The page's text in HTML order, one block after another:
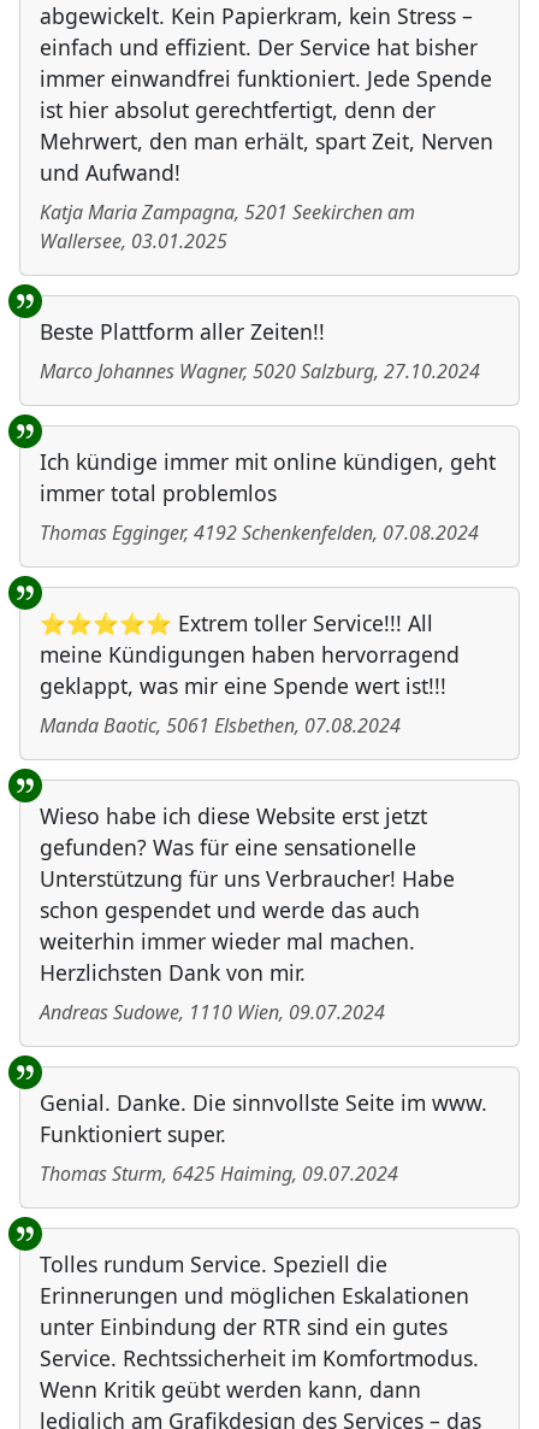
abgewickelt. Kein Papierkram, kein Stress –
einfach und effizient. Der Service hat bisher
immer einwandfrei funktioniert. Jede Spende
ist hier absolut gerechtfertigt, denn der
Mehrwert, den man erhält, spart Zeit, Nerven
und Aufwand!
Katja Maria Zampagna, 5201 Seekirchen am
Wallersee, 03.01.2025
Beste Plattform aller Zeiten!!
Marco Johannes Wagner, 5020Salzburg, 27.10.2024
Ich kündige immer mit online kündigen, geht
immer total problemlos
Thomas Egginger, 4192Schenkenfelden, 07.08.2024
⭐⭐⭐⭐⭐ Extrem toller Service!!! All
meine Kündigungen haben hervorragend
geklappt, was mir eine Spende wert ist!!!
Manda Baotic, 5061 Elsbethen, 07.08.2024
Wieso habe ich diese Website erst jetzt
gefunden? Was für eine sensationelle
Unterstützung für uns Verbraucher! Habe
schon gespendet und werde das auch
weiterhin immer wieder mal machen.
Herzlichsten Dank von mir.
Andreas Sudowe, 1110 Wien, 09.07.2024
Genial. Danke. Die sinnvollste Seite im www.
Funktioniert super.
Thomas Sturm, 6425Haiming, 09.07.2024
Tolles rundum Service. Speziell die
Erinnerungen und möglichen Eskalationen
unter Einbindung der RTR sind ein gutes
Service. Rechtssicherheit im Komfortmodus.
Wenn Kritik geübt werden kann, dann
lediglich am Grafikdesign des Services – das